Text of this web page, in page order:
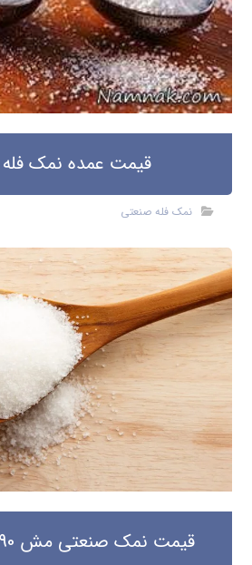
قیمت عمده نمک
نمک فله صنعتی
قیمت نمک صنعتی مش 90 بیوتی سالت